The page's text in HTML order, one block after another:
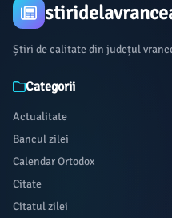
Știri de calitate din județul
Categorii
Actualitate
Bancul zilei
Calendar Ortodox
Citate
Citatul zilei